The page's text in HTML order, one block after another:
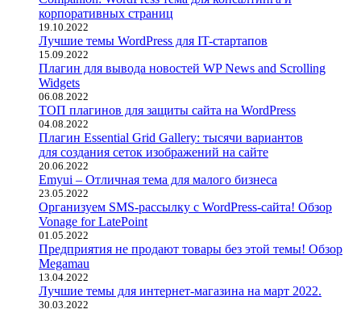
корпоративных страниц
19.10.2022
Лучшие темы WordPress для IT-стартапов
15.09.2022
Плагин для вывода новостей WP News and Scrolling
Widgets
06.08.2022
ТОП плагинов для защиты сайта на WordPress
04.08.2022
Плагин Essential Grid Gallery: тысячи вариантов
для создания сеток изображений на сайте
20.06.2022
Emyui – Отличная тема для малого бизнеса
23.05.2022
Организуем SMS-рассылку с WordPress-сайта! Обзор
Vonage for LatePoint
01.05.2022
Предприятия не продают товары без этой темы! Обзор
Megamau
13.04.2022
Лучшие темы для интернет-магазина на март 2022.
30.03.2022